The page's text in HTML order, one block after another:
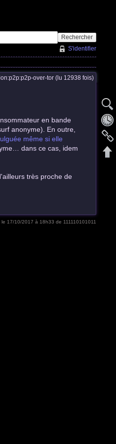
Rechercher
S'identifier
over-tor (lu 12938 fois)
en bande
anonyme). En outre,
même si elle
dans ce cas, idem
très proche de
le 17/10/2017 à 18h33 de 111110101011